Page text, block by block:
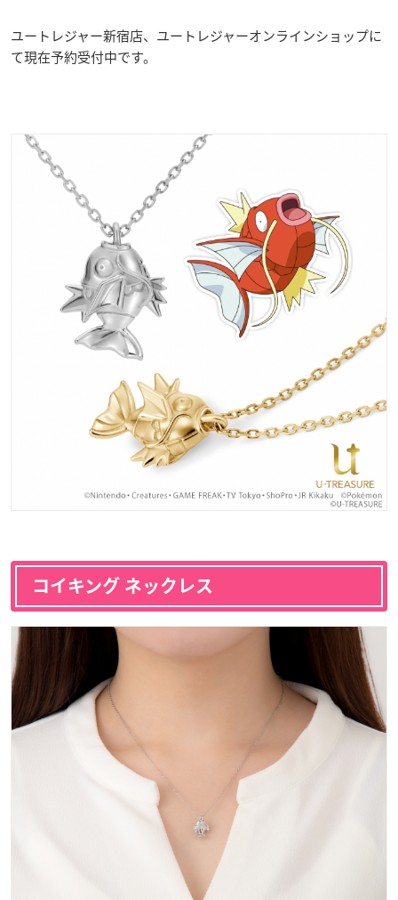
ユートレジャー新宿店、ユートレジャーオンラインショップに
て現在予約受付中です。
コイキング ネックレス